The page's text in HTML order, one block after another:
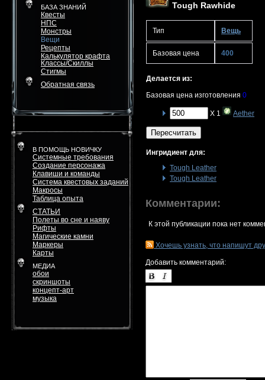
БАЗА ЗНАНИЙ
Квесты
НПС
Монстры
Вещи
Рецепты
Калькулятор крафта
Классы/Скиллы
Стигмы
Обратная связь
В ПОМОЩЬ НОВИЧКУ
Системные требования
Создание персонажа
Клавиши и команды
Система квестовых заданий
Макросы
Таблица опыта
СТАТЬИ
Полеты во сне и наяву
Рифты
Магические камни
Маркеры
Карты
МЕДИА
обои
скриншоты
концепт-арт
музыка
Tough Rawhide
Тип Вещь
Базовая цена 400
Делается из:
Базовая цена изготовления 0
X 1 Aether
Пересчитать
Ингридиент для:
Tough Leather
Tough Leather
Комментарии:
К этой публикации пока нет
Хочешь узнать, что напишут
Добавить комментарий: